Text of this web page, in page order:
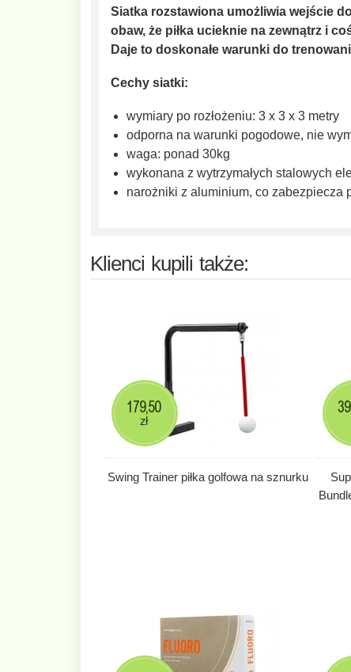
Siatka rozstawiona umożliwia wejście
obaw, że piłka ucieknie na zewnątrz i
Daje to doskonałe warunki do
Cechy siatki:
wymiary po rozłożeniu: 3 x 3 x 3 metry
odporna na warunki pogodowe, nie
waga: ponad 30kg
wykonana z wytrzymałych stalowych
narożniki z aluminium, co zabezpiecza
Klienci kupili także:
Swing Trainer piłka golfowa na sznurku
179,50
zł